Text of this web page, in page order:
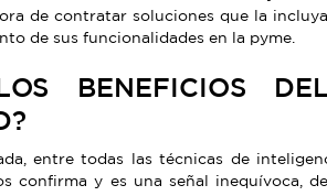
de contratar soluciones que la
de sus funcionalidades en la pyme.
BENEFICIOS
entre todas las técnicas de
confirma y es una señal inequívoca,